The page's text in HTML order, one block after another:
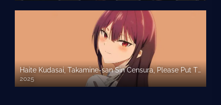
Haite Kudasai, Takamine-san Sin Censura, Please Put Them On, Por favor pontelos – Sub Español
2025